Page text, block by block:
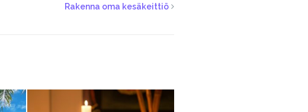
Rakenna oma kesäkeittiö